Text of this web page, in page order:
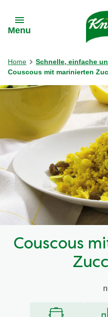
Menu
Home
Schnelle, einfache
Couscous mit marinierten
Couscous